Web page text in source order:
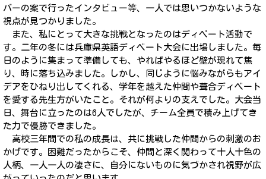
バーの案で行ったインタビュー等、一人では思いつかないような
視点が見つかりました。
また、私にとって大きな挑戦となったのはディベート活動で
す。二年の冬には兵庫県英語ディベート大会に出場しました。毎
日のように集まって準備しても、やればやるほど壁が現れて焦
り、時に落ち込みました。しかし、同じように悩みながらもアイ
デアをひねり出してくれる、学年を越えた仲間や葺合ディベート
を愛する先生方がいたこと。それが何よりの支えでした。大会当
日、舞台に立ったのは6人でしたが、チーム全員で積み上げてき
た力で優勝できました。
高校三年間での私の成長は、共に挑戦した仲間からの刺激のお
かげです。困難だったからこそ、仲間と深く関わって十人十色の
人柄、一人一人の凄さに、自分にないものに気づかされ視野が広